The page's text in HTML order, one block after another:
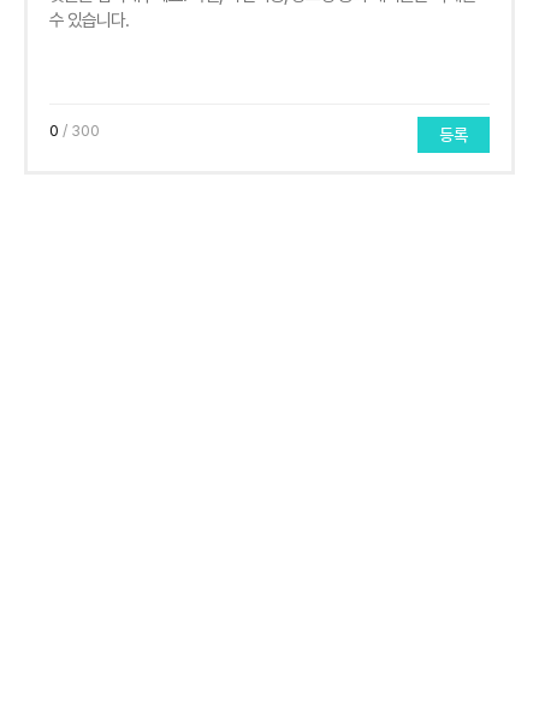
0 / 300 등록